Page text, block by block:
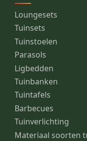
Loungesets
Tuinsets
Tuinstoelen
Parasols
Ligbedden
Tuinbanken
Tuintafels
Barbecues
Tuinverlichting
Materiaal soorten